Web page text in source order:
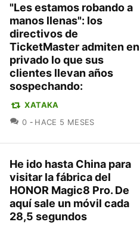
"Les estamos robando a
manos llenas": los
directivos de
TicketMaster admiten en
privado lo que sus
clientes llevan años
sospechando:
XATAKA
0 COMENTARIOS
HACE 5 MESES
He ido hasta China para
visitar la fábrica del
HONOR Magic8 Pro. De
aquí sale un móvil cada
28,5 segundos